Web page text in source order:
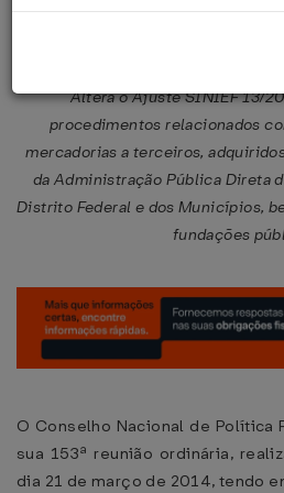
Publicado no DOU
Altera o Ajuste SINIEF 13/
procedimentos relacionados
mercadorias a terceiros,
da Administração Pública Direta
Distrito Federal e dos Municípios,
fundações
O Conselho Nacional de Política
sua 153ª reunião ordinária,
dia 21 de março de 2014, tendo